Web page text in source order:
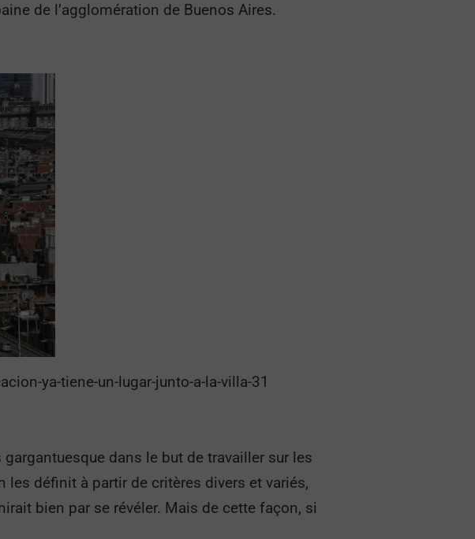
de l’agglomération de Buenos Aires.
ya-tiene-un-lugar-junto-a-la-villa-31
dans le but de travailler sur les
les définit à partir de critères divers et variés,
bien par se révéler. Mais de cette façon, si